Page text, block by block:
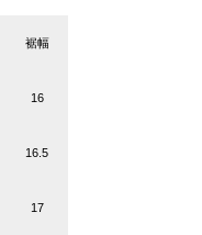
裾幅
16
16.5
17